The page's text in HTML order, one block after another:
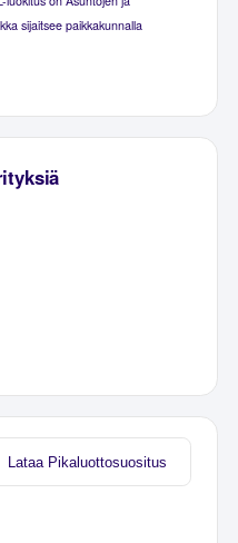
sijaitsee paikkakunnalla
Lataa Pikaluottosuositus